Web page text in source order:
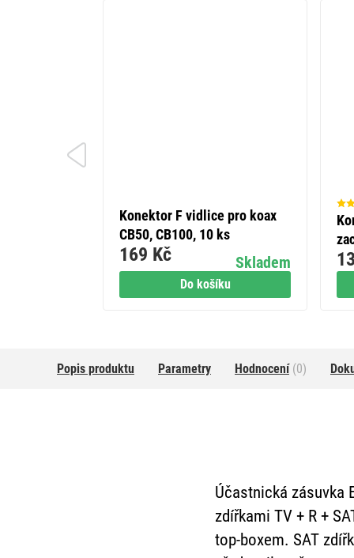
Do košíku
Konektor F vidlice pro koax
CB50, CB100, 10 ks
Skladem
169 Kč
Popis produktu Parametry Hodnocení(0)
Účastnická zásuvka
zdířkami TV + R +
top-boxem. SAT